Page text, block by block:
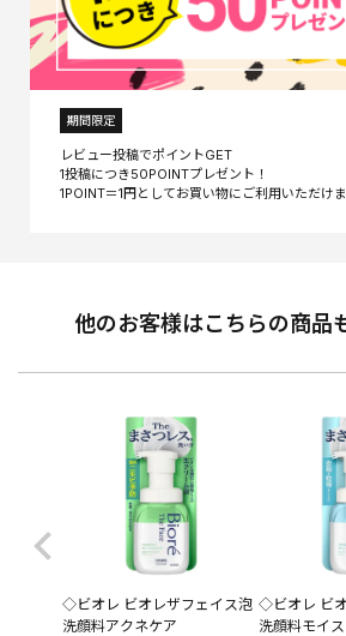
期間限定
レビュー投稿でポイントGET
1投稿につき50POINTプレゼント！
他のお客様はこちらの商品
◇ビオレ ビオレザフェイス泡
洗顔料アクネケア
◇ビオレ ビ
洗顔料モイ